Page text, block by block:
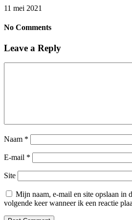
11 mei 2021
No Comments
Leave a Reply
Naam *
E-mail *
Site
Mijn naam, e-mail en site opslaan in
volgende keer wanneer ik een reactie